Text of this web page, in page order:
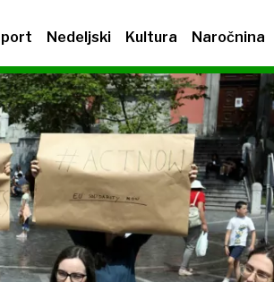
Nedeljski Kultura Naročnina